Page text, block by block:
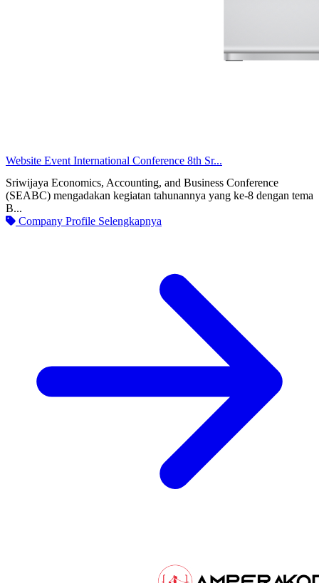
Website Event International Conference 8th Sr...
Sriwijaya Economics, Accounting, and Business Conference
(SEABC) mengadakan kegiatan tahunannya yang ke-8 dengan tema
B...
Company Profile Selengkapnya